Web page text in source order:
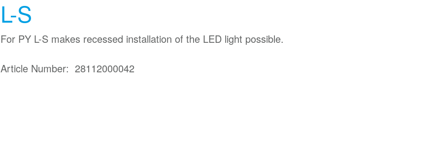
L-S
For PY L-S makes recessed installation of the LED light possible.
Article Number: 28112000042